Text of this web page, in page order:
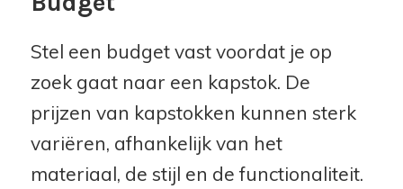
Stel een budget vast voordat je op
zoek gaat naar een kapstok. De
prijzen van kapstokken kunnen sterk
variëren, afhankelijk van het
materiaal, de stijl en de functionaliteit.